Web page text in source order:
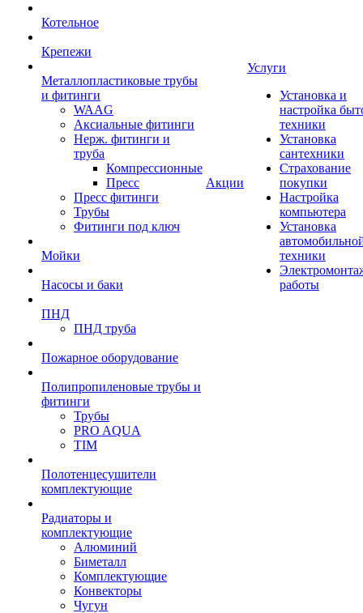
Котельное
Крепежи
Металлопластиковые трубы
и фитинги
WAAG
Аксиальные фитинги
Нерж. фитинги и
труба
Компрессионные
Пресс
Пресс фитинги
Трубы
Фитинги под ключ
Мойки
Насосы и баки
ПНД
ПНД труба
Пожарное оборудование
Полипропиленовые трубы и
фитинги
Трубы
PRO AQUA
TIM
Полотенцесушители
комплектующие
Радиаторы и
комплектующие
Алюминий
Биметалл
Комплектующие
Конвекторы
Чугун
Акции
Услуги
Установка и
настройка
техники
Установка
сантехники
Страхование
покупки
Настройка
компьютера
Установка
техники
работы